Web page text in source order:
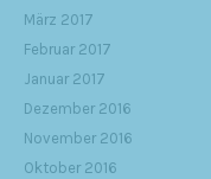
März 2017
Februar 2017
Januar 2017
Dezember 2016
November 2016
Oktober 2016